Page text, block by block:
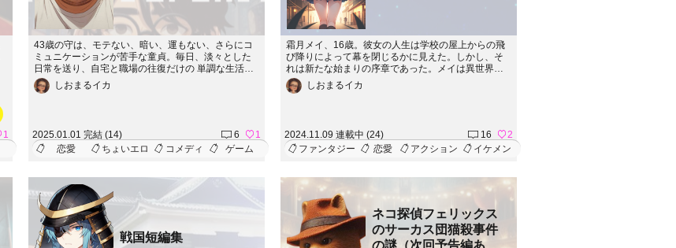
1
43歳の守は、モテない、暗い、運もない、さらにコ
ミュニケーションが苦手な童貞。毎日、淡々とした
日常を送り、自宅と職場の往復だけの 単調な生活を
過ごしている。彼の唯一の癒しは、バイト仲間の紗
良ちゃんの存在。しかし、声をかけることすらでき
を耳にする。彼女との距離を縮めたい一心で、守も
そのゲームに挑戦することに。しかし、そのゲーム
は何でもありの「クソゲー」で、彼を翻弄する数々
を通じて、守は次第に人間関係や自分自身を見つめ
直し、少しずつ成長していく。果たして、彼は紗良
ちゃんと心を通わせることができるのか？ そして、
彼の日常に訪れる変化とは？守の不器用で愛おしい
成長物語が、あなたを引き込む。彼の挑戦と恋の行
方を、ぜひ見守ってほしい。
しおまるイカ
2025.01.01 完結 (14) 6
1
恋愛
ちょいエロ コメディ ゲーム
霜月メイ、16歳。彼女の人生は学校の屋上からの飛
び降りによって幕を閉じるかに見えた。しかし、そ
れは新たな始まりの序章であった。メイは異世界
で、男の子として目を覚ます。彼女はそこで魔獣を
討伐する軍に加わることになる。新たな世界で出会
見つけていく。
しおまるイカ
2024.11.09 連載中 (24) 16
2
ファンタジー
恋愛 アクション イケメン
戦国短編集
ネコ探偵フェリックス
のサーカス団猫殺事件
の謎（次回予告編あ